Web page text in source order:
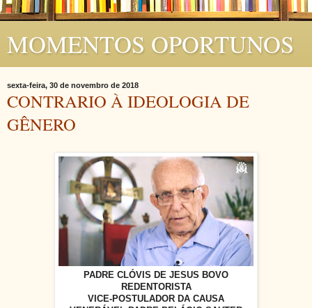
MOMENTOS OPORTUNOS
sexta-feira, 30 de novembro de 2018
CONTRARIO À IDEOLOGIA DE
GÊNERO
PADRE CLÓVIS DE JESUS BOVO
REDENTORISTA
VICE-POSTULADOR DA CAUSA